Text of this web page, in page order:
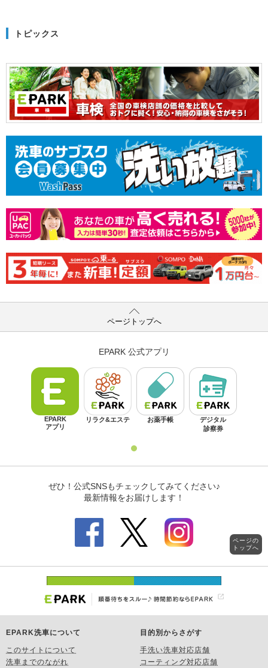
トピックス
ページトップへ
EPARK洗車について
このサイトについて
洗車までのながれ
目的別からさがす
手洗い洗車対応店舗
コーティング対応店舗
ページの
トップへ